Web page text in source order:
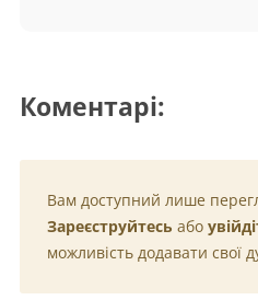
Коментарі:
Вам доступний лише
Зареєструйтесь або
можливість додавати свої